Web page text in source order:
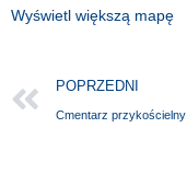
Wyświetl większą mapę
POPRZEDNI
Cmentarz przykościelny